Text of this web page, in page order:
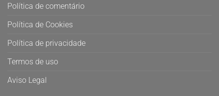
Política de comentário
Política de Cookies
Política de privacidade
Termos de uso
Aviso Legal